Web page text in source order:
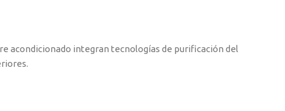
acondicionado integran tecnologías de purificación del